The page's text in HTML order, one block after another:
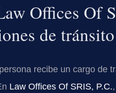
Offices Of
de tránsito
recibe un cargo de
Law Offices Of SRIS, P.C.